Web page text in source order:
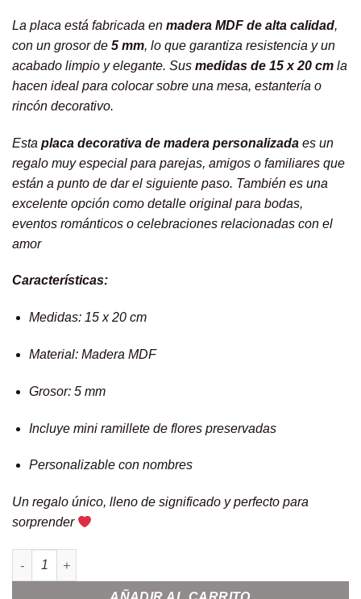
La placa está fabricada en madera MDF de alta calidad,
con un grosor de 5 mm, lo que garantiza resistencia y un
acabado limpio y elegante. Sus medidas de 15 x 20 cm la
hacen ideal para colocar sobre una mesa, estantería o
rincón decorativo.
Esta placa decorativa de madera personalizada es un
regalo muy especial para parejas, amigos o familiares que
están a punto de dar el siguiente paso. También es una
excelente opción como detalle original para bodas,
eventos románticos o celebraciones relacionadas con el
amor
Características:
Medidas: 15 x 20 cm
Material: Madera MDF
Grosor: 5 mm
Incluye mini ramillete de flores preservadas
Personalizable con nombres
Un regalo único, lleno de significado y perfecto para
sorprender
Anillo madera personalizado - Sois los siguientes cantidad